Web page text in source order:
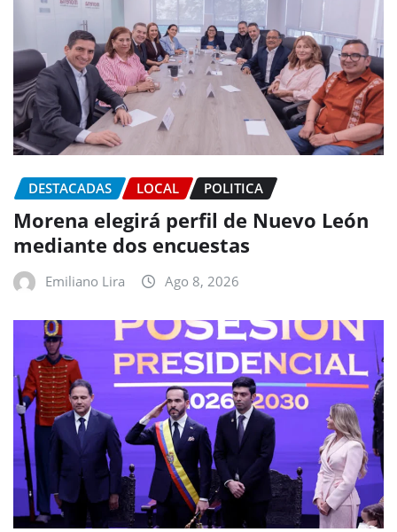
DESTACADAS LOCAL POLITICA
Morena elegirá perfil de Nuevo León
mediante dos encuestas
Emiliano Lira Ago 8, 2026